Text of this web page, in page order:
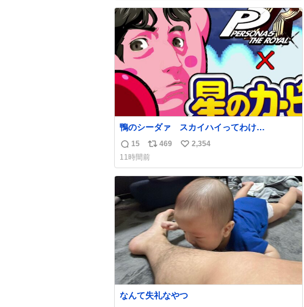
数
ス
ト
数
ね
数
鴨のシーダァ スカイハイってわけ
youtu.be/QbctcHorQyA
返
信
数
15
リ
ポ
ス
469
い
ね
数
2,354
11時間前
なんて失礼なやつ